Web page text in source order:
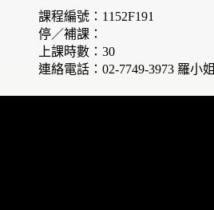
課程編號：1152F191
停／補課：
上課時數：30
連絡電話：02-7749-3973 羅小姐